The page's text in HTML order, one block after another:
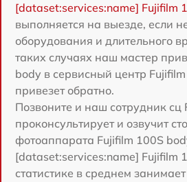
[dataset:services:name] Fujifilm
выполняется на выезде, если
оборудования и длительного
таких случаях наш мастер
body в сервисный центр
привезет обратно.
Позвоните и наш сотрудник сц
проконсультирует и озвучит
фотоаппарата Fujifilm 100S
[dataset:services:name] Fujifilm
статистике в среднем